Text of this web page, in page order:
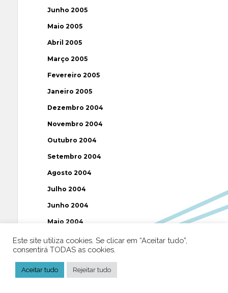
Junho 2005
Maio 2005
Abril 2005
Março 2005
Fevereiro 2005
Janeiro 2005
Dezembro 2004
Novembro 2004
Outubro 2004
Setembro 2004
Agosto 2004
Julho 2004
Junho 2004
Maio 2004
Abril 2004
Março 2004
Fevereiro 2004
Este site utiliza cookies. Se clicar em “Aceitar tudo”,
consentirá TODAS as cookies.
Aceitar tudo Rejeitar tudo